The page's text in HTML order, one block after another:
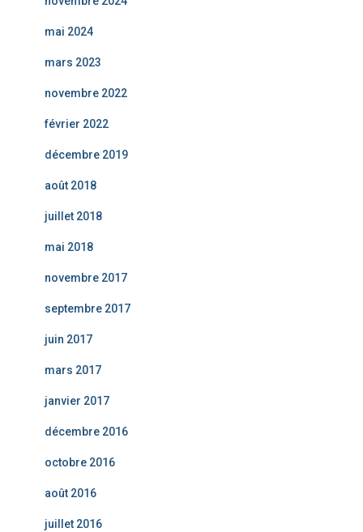
mai 2024
mars 2023
novembre 2022
février 2022
décembre 2019
août 2018
juillet 2018
mai 2018
novembre 2017
septembre 2017
juin 2017
mars 2017
janvier 2017
décembre 2016
octobre 2016
août 2016
juillet 2016